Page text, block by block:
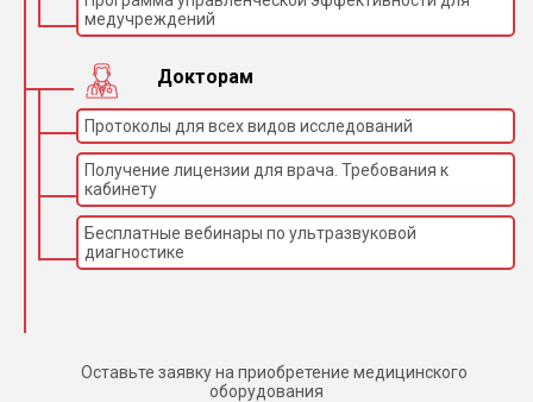
медучреждений
Докторам
Протоколы для всех видов исследований
Получение лицензии для врача. Требования к
кабинету
Бесплатные вебинары по ультразвуковой
диагностике
Оставьте заявку на приобретение медицинского
оборудования